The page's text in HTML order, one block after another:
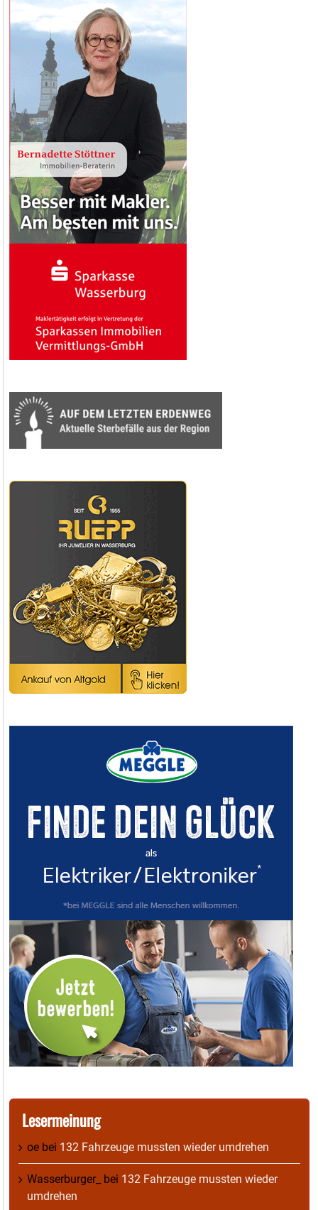
Lesermeinung
oe bei 132 Fahrzeuge mussten wieder umdrehen
Wasserburger_ bei 132 Fahrzeuge mussten wieder
umdrehen